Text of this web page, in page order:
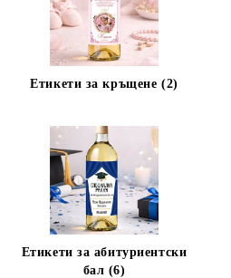
Етикети за кръщене (2)
Етикети за абитуриентски
бал (6)